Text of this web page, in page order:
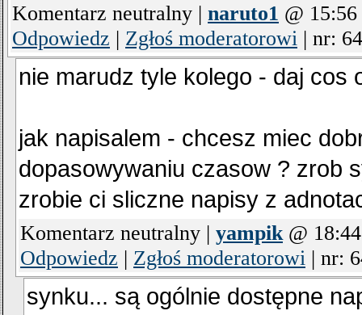
Komentarz neutralny | naruto1 @
Odpowiedz | Zgłoś moderatorowi | nr:
nie marudz tyle kolego - daj cos
jak napisalem - chcesz miec
dopasowywaniu czasow ? zrob
zrobie ci sliczne napisy z
Komentarz neutralny | yampik@
Odpowiedz | Zgłoś moderatorowi | nr:
synku... są ogólnie dostępne